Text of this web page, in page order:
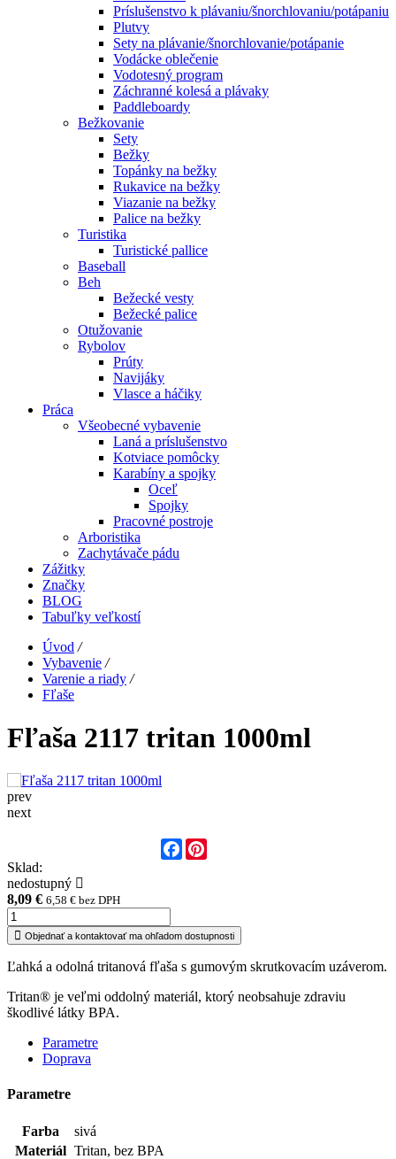
Príslušenstvo k plávaniu/šnorchlovaniu/potápaniu
Plutvy
Sety na plávanie/šnorchlovanie/potápanie
Vodácke oblečenie
Vodotesný program
Záchranné kolesá a plávaky
Paddleboardy
Bežkovanie
Sety
Bežky
Topánky na bežky
Rukavice na bežky
Viazanie na bežky
Palice na bežky
Turistika
Turistické pallice
Baseball
Beh
Bežecké vesty
Bežecké palice
Otužovanie
Rybolov
Prúty
Navijáky
Vlasce a háčiky
Práca
Všeobecné vybavenie
Laná a príslušenstvo
Kotviace pomôcky
Karabíny a spojky
Oceľ
Spojky
Pracovné postroje
Arboristika
Zachytávače pádu
Zážitky
Značky
BLOG
Tabuľky veľkostí
Úvod /
Vybavenie /
Varenie a riady /
Fľaše
Fľaša 2117 tritan 1000ml
prev
next
Facebook
Sklad:
nedostupný
8,09 € 6,58 € bez DPH
Objednať a kontaktovať ma ohľadom dostupnosti
Ľahká a odolná tritanová fľaša s gumovým skrutkovacím uzáverom.
Tritan® je veľmi oddolný materiál, ktorý neobsahuje zdraviu
škodlivé látky BPA.
Parametre
Doprava
Parametre
Farba
sivá
Materiál Tritan, bez BPA